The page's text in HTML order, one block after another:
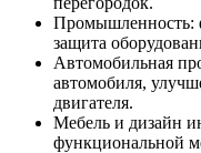
Промышленность:
защита
Автомобильная
автомобиля,
двигателя.
Мебель и дизайн
функциональной